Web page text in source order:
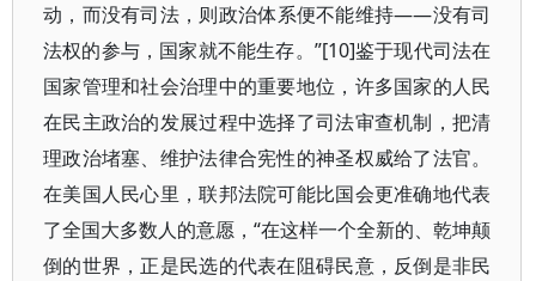
动，而没有司法，则政治体系便不能维持——没有司
法权的参与，国家就不能生存。”[10]鉴于现代司法在
国家管理和社会治理中的重要地位，许多国家的人民
在民主政治的发展过程中选择了司法审查机制，把清
理政治堵塞、维护法律合宪性的神圣权威给了法官。
在美国人民心里，联邦法院可能比国会更准确地代表
了全国大多数人的意愿，“在这样一个全新的、乾坤颠
倒的世界，正是民选的代表在阻碍民意，反倒是非民